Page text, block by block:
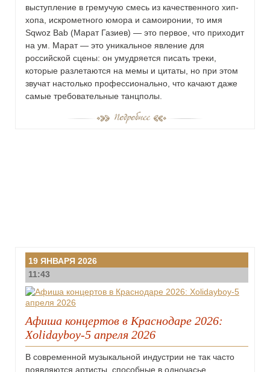
выступление в гремучую смесь из качественного хип-
хопа, искрометного юмора и самоиронии, то имя
Sqwoz Bab (Марат Газиев) — это первое, что приходит
на ум. Марат — это уникальное явление для
российской сцены: он умудряется писать треки,
которые разлетаются на мемы и цитаты, но при этом
звучат настолько профессионально, что качают даже
самые требовательные танцполы.
19 ЯНВАРЯ 2026
11:43
Афиша концертов в Краснодаре 2026:
Xolidayboy-5 апреля 2026
В современной музыкальной индустрии не так часто
появляются артисты, способные в одночасье